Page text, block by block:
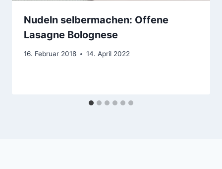
Nudeln selbermachen: Offene
Lasagne Bolognese
16. Februar 2018 14. April 2022